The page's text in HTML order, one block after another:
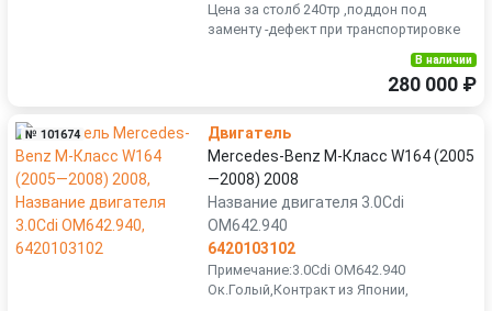
Цена за столб 240тр ,поддон под
заменту -дефект при транспортировке
В наличии
280 000 ₽
№ 101674
Двигатель
Mercedes-Benz M-Класс W164 (2005
—2008) 2008
Название двигателя 3.0Cdi
OM642.940
6420103102
Примечание:3.0Cdi OM642.940
Ок.Голый,Контракт из Японии,